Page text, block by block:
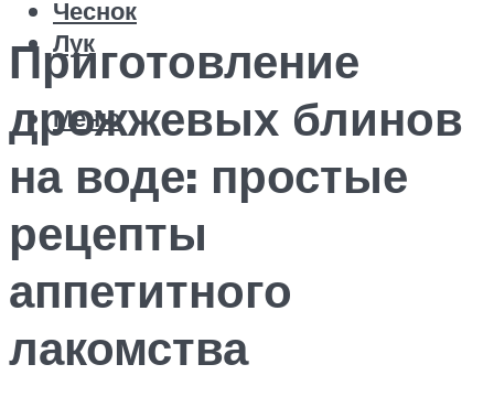
Чеснок
Лук
Меню
Приготовление
дрожжевых блинов
на воде: простые
рецепты
аппетитного
лакомства